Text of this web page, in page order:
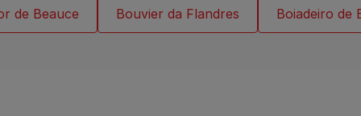
de Beauce Bouvier da Flandres Boiadeiro de